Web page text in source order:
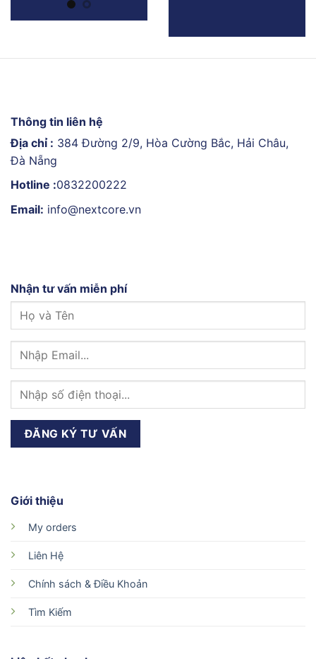
Thông tin liên hệ
Địa chỉ : 384 Đường 2/9, Hòa Cường Bắc, Hải Châu,
Đà Nẵng
Hotline :0832200222
Email: info@nextcore.vn
Giới thiệu
My orders
Liên Hệ
Chính sách & Điều Khoản
Tìm Kiếm
Nhận tư vấn miễn phí